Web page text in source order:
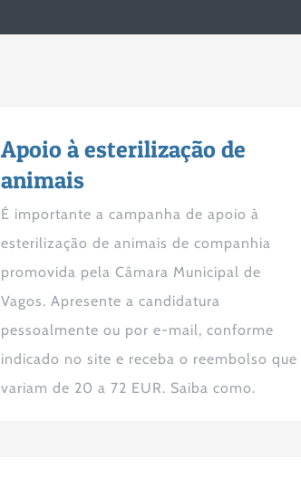
Apoio à esterilização de
animais
É importante a campanha de apoio à
esterilização de animais de companhia
promovida pela Câmara Municipal de
Vagos. Apresente a candidatura
pessoalmente ou por e-mail, conforme
indicado no site e receba o reembolso que
variam de 20 a 72 EUR. Saiba como.